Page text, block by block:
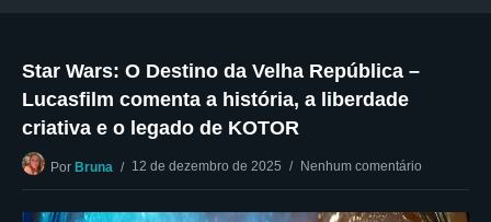
Star Wars: O Destino da Velha República –
Lucasfilm comenta a história, a liberdade
criativa e o legado de KOTOR
Por Bruna 12 de dezembro de 2025 Nenhum comentário